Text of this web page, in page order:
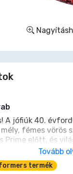
A jófiúk 40.
fémes vörös
Prime előtt, és
megjelenési
Tovább
termék